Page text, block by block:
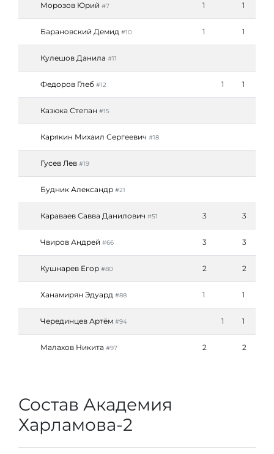
Морозов Юрий #7 1 1
Барановский Демид #10 1 1
Кулешов Данила #11
Федоров Глеб #12 1 1
Казюка Степан #15
Карякин Михаил Сергеевич #18
Гусев Лев #19
Будник Александр #21
Караваев Савва Данилович #51 3 3
Чвиров Андрей #66 3 3
Кушнарев Егор #80 2 2
Ханамирян Эдуард #88 1 1
Черединцев Артём #94 1 1
Малахов Никита #97 2 2
Состав Академия
Харламова-2